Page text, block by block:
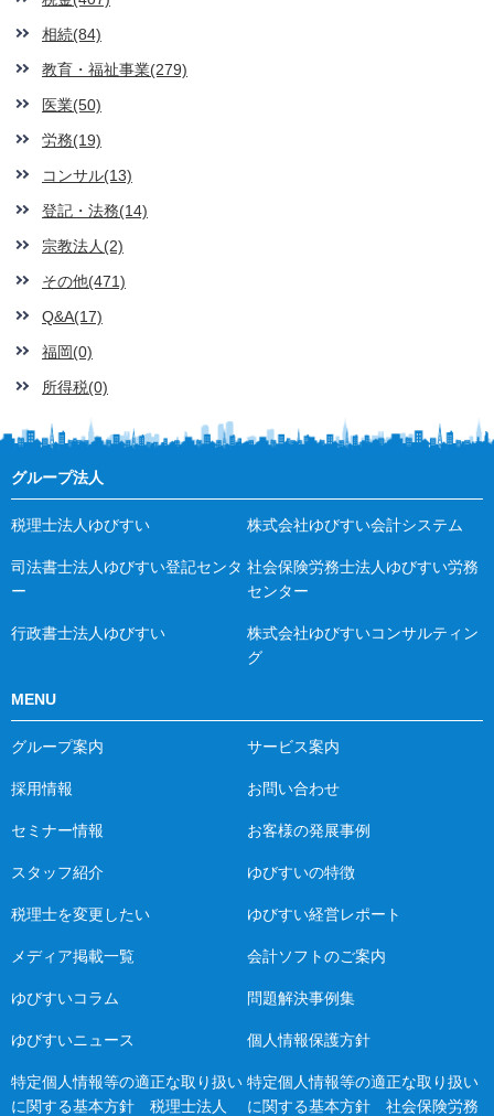
相続(84)
教育・福祉事業(279)
医業(50)
労務(19)
コンサル(13)
登記・法務(14)
宗教法人(2)
その他(471)
Q&A(17)
福岡(0)
所得税(0)
グループ法人
税理士法人ゆびすい 株式会社ゆびすい会計システム
司法書士法人ゆびすい登記センタ
ー
社会保険労務士法人ゆびすい労務
センター
行政書士法人ゆびすい
株式会社ゆびすいコンサルティン
グ
MENU
グループ案内 サービス案内
採用情報 お問い合わせ
セミナー情報 お客様の発展事例
スタッフ紹介 ゆびすいの特徴
税理士を変更したい ゆびすい経営レポート
メディア掲載一覧 会計ソフトのご案内
ゆびすいコラム 問題解決事例集
ゆびすいニュース 個人情報保護方針
特定個人情報等の適正な取り扱い
に関する基本方針 税理士法人
特定個人情報等の適正な取り扱い
に関する基本方針 社会保険労務